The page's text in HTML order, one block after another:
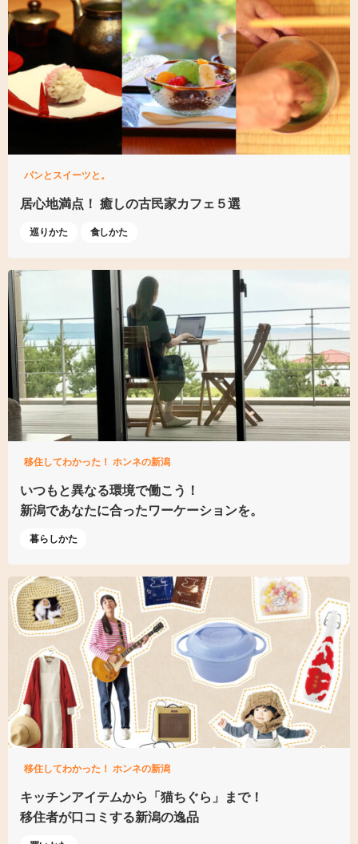
パンとスイーツと。
居心地満点！ 癒しの古民家カフェ５選
巡りかた 食しかた
移住してわかった！ ホンネの新潟
いつもと異なる環境で働こう！
新潟であなたに合ったワーケーションを。
暮らしかた
移住してわかった！ ホンネの新潟
キッチンアイテムから
「猫ちぐら」まで！
移住者が口コミする新潟の逸品